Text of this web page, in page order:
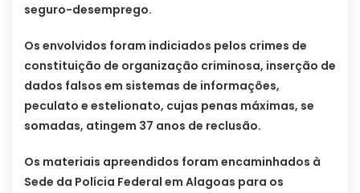
seguro-desemprego.
​​Os envolvidos foram indiciados pelos crimes de
constituição de organização criminosa, inserção de
dados falsos em sistemas de informações,
peculato e estelionato, cujas penas máximas, se
somadas, atingem 37 anos de reclusão.
Os materiais apreendidos foram encaminhados à
Sede da Polícia Federal em Alagoas para os